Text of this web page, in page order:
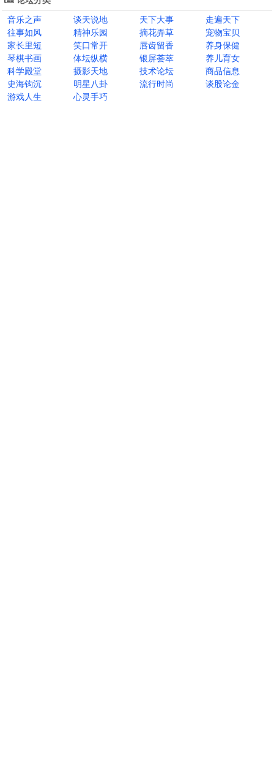
音乐之声
谈天说地 天下大事
走遍天下
往事如风
精神乐园 摘花弄草
宠物宝贝
家长里短
笑口常开 唇齿留香
养身保健
琴棋书画
体坛纵横 银屏荟萃
养儿育女
科学殿堂
摄影天地 技术论坛
商品信息
史海钩沉
明星八卦 流行时尚
谈股论金
游戏人生
心灵手巧